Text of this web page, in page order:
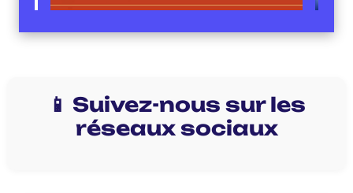
📱 Suivez-nous sur les
réseaux sociaux